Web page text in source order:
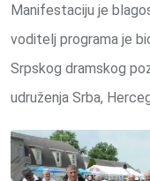
Manifestaciju je
voditelj programa je
Srpskog dramskog
udruženja Srba,